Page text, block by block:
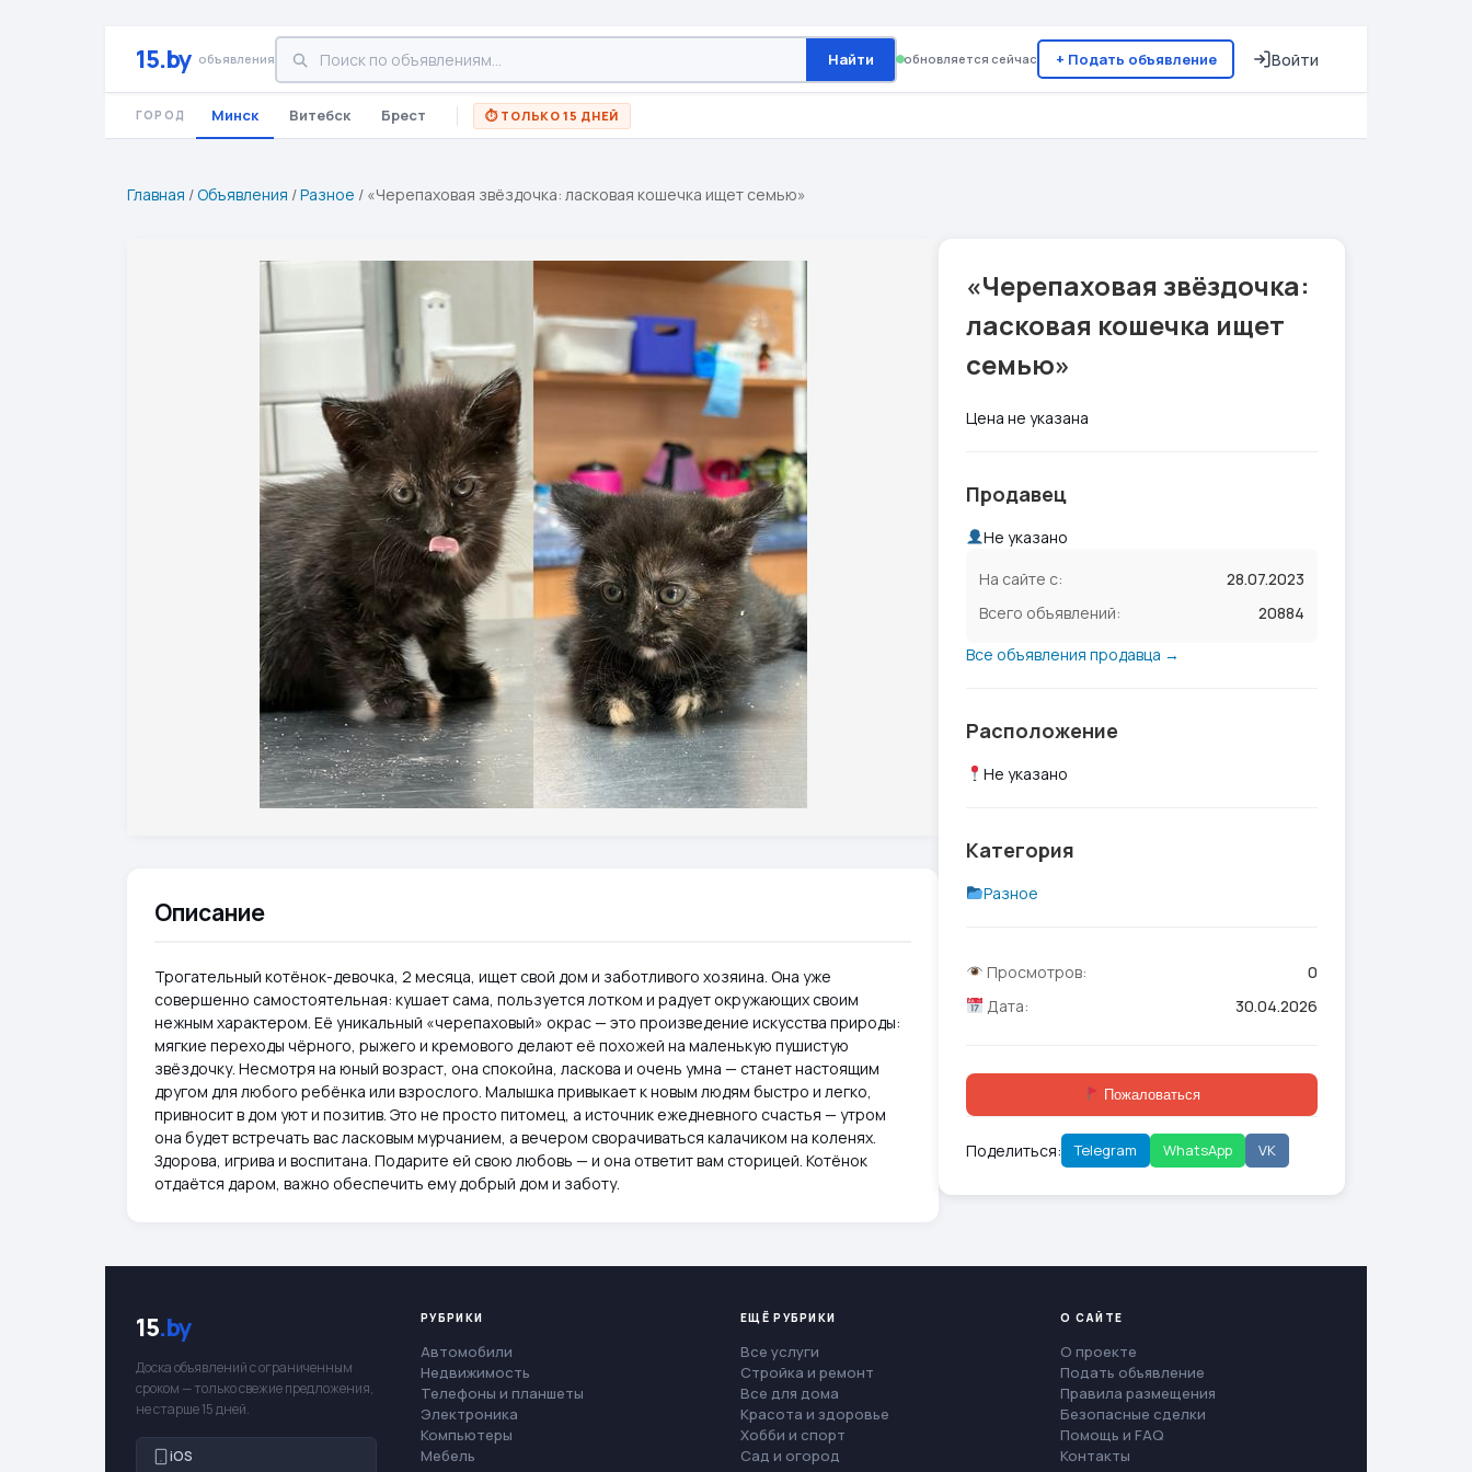
15.by объявления Найти обновляется сейчас + Подать объявление Войти
ГОРОД Минск Витебск Брест ⏱ ТОЛЬКО 15 ДНЕЙ
Главная /Объявления /Разное / «Черепаховая звёздочка: ласковая кошечка ищет семью»
Описание
Трогательный котёнок-девочка, 2 месяца, ищет свой дом и заботливого хозяина. Она уже
совершенно самостоятельная: кушает сама, пользуется лотком и радует окружающих своим
нежным характером. Её уникальный «черепаховый» окрас — это произведение искусства природы:
мягкие переходы чёрного, рыжего и кремового делают её похожей на маленькую пушистую
звёздочку. Несмотря на юный возраст, она спокойна, ласкова и очень умна — станет настоящим
другом для любого ребёнка или взрослого. Малышка привыкает к новым людям быстро и легко,
привносит в дом уют и позитив. Это не просто питомец, а источник ежедневного счастья — утром
она будет встречать вас ласковым мурчанием, а вечером сворачиваться калачиком на коленях.
Здорова, игрива и воспитана. Подарите ей свою любовь — и она ответит вам сторицей. Котёнок
отдаётся даром, важно обеспечить ему добрый дом и заботу.
«Черепаховая звёздочка:
ласковая кошечка ищет
семью»
Цена не указана
Продавец
Не указано
На сайте с:
28.07.2023
Всего объявлений:
20884
Все объявления продавца →
Расположение
Не указано
Категория
Разное
Просмотров:
0
Дата:
30.04.2026
Пожаловаться
Поделиться: Telegram WhatsApp VK
15.by
Доска объявлений с ограниченным
сроком — только свежие предложения,
не старше 15 дней.
iOS
РУБРИКИ
Автомобили
Недвижимость
Телефоны и планшеты
Электроника
Компьютеры
Мебель
ЕЩЁ РУБРИКИ
Все услуги
Стройка и ремонт
Все для дома
Красота и здоровье
Хобби и спорт
Сад и огород
О САЙТЕ
О проекте
Подать объявление
Правила размещения
Безопасные сделки
Помощь и FAQ
Контакты